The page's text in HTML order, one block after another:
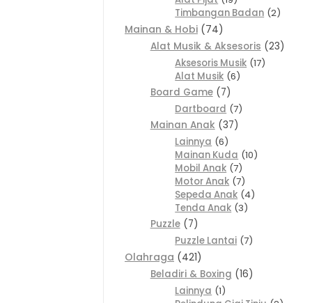
Timbangan Badan 2
Mainan & Hobi 74
Alat Musik & Aksesoris
23
Aksesoris Musik 17
Alat Musik 6
Board Game
7
Dartboard 7
Mainan Anak
37
Lainnya 6
Mainan Kuda 10
Mobil Anak 7
Motor Anak 7
Sepeda Anak 4
Tenda Anak 3
Puzzle
7
Puzzle Lantai 7
Olahraga 421
Beladiri & Boxing
16
Lainnya 1